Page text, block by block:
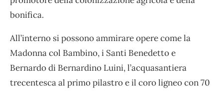
bonifica.
All’interno si possono ammirare opere come la
Madonna col Bambino, i Santi Benedetto e
Bernardo di Bernardino Luini, l’acquasantiera
trecentesca al primo pilastro e il coro ligneo con 70